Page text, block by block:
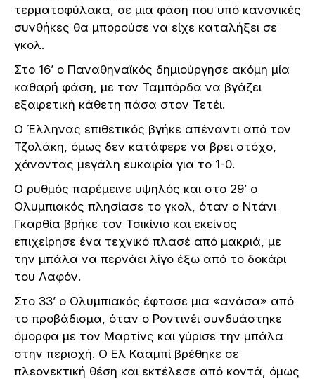
τερματοφύλακα, σε μια φάση που υπό κανονικές
συνθήκες θα μπορούσε να είχε καταλήξει σε
γκολ.
Στο 16’ ο Παναθηναϊκός δημιούργησε ακόμη μία
καθαρή φάση, με τον Ταμπόρδα να βγάζει
εξαιρετική κάθετη πάσα στον Τετέι.
Ο Έλληνας επιθετικός βγήκε απέναντι από τον
Τζολάκη, όμως δεν κατάφερε να βρει στόχο,
χάνοντας μεγάλη ευκαιρία για το 1-0.
Ο ρυθμός παρέμεινε υψηλός και στο 29’ ο
Ολυμπιακός πλησίασε το γκολ, όταν ο Ντάνι
Γκαρθία βρήκε τον Τσικίνιο και εκείνος
επιχείρησε ένα τεχνικό πλασέ από μακριά, με
την μπάλα να περνάει λίγο έξω από το δοκάρι
του Λαφόν.
Στο 33’ ο Ολυμπιακός έφτασε μια «ανάσα» από
το προβάδισμα, όταν ο Ροντινέι συνδυάστηκε
όμορφα με τον Μαρτίνς και γύρισε την μπάλα
στην περιοχή. Ο Ελ Κααμπί βρέθηκε σε
πλεονεκτική θέση και εκτέλεσε από κοντά, όμως